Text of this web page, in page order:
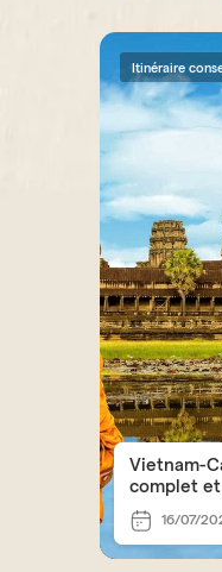
Itinéraire
Vietnam-
complet et
16/07/